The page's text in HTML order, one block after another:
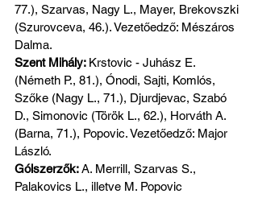
77.), Szarvas, Nagy L., Mayer, Brekovszki
(Szurovceva, 46.). Vezetőedző: Mészáros
Dalma.
Szent Mihály: Krstovic - Juhász E.
(Németh P., 81.), Ónodi, Sajti, Komlós,
Szőke (Nagy L., 71.), Djurdjevac, Szabó
D., Simonovic (Török L., 62.), Horváth A.
(Barna, 71.), Popovic. Vezetőedző: Major
László.
Gólszerzők: A. Merrill, Szarvas S.,
Palakovics L., illetve M. Popovic